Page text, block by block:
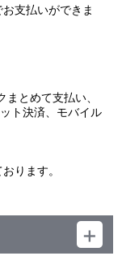
：：ＪＵＭＢＡ！
：：常夏の白昼夢
ド：：Ｖｉｔａｌ
：：Ｃｏｓｍｉ
：：怪人ダ面相
ド：：ｆｉｇｈｔ
ド：：秘密結社 ポ
ド：：ＲＵＮ！ Ｒ
支払いができま
とめて支払い、
ト決済、モバイル
ります。